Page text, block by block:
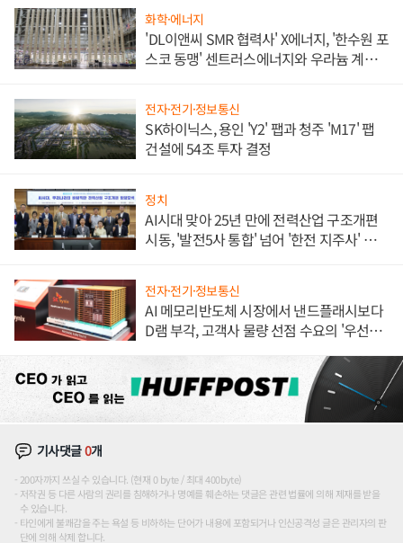
화학·에너지
'DL이앤씨 SMR 협력사' X에너지, '한수원 포
스코 동맹' 센트러스에너지와 우라늄 계약
전자·전기·정보통신
SK하이닉스, 용인 'Y2' 팹과 청주 'M17' 팹
건설에 54조 투자 결정
정치
AI시대 맞아 25년 만에 전력산업 구조개편
시동, '발전5사 통합' 넘어 '한전 지주사' 재편
전자·전기·정보통신
AI 메모리반도체 시장에서 낸드플래시보다
D램 부각, 고객사 물량 선점 수요의 '우선순
기사댓글0개
200자까지 쓰실 수 있습니다. (현재 0 byte / 최대 400byte)
저작권 등 다른 사람의 권리를 침해하거나 명예를 훼손하는 댓글은 관련 법률에 의해 제재를 받을
수 있습니다.
타인에게 불쾌감을 주는 욕설 등 비하하는 단어가 내용에 포함되거나 인신공격성 글은 관리자의 판
단에 의해 삭제 합니다.